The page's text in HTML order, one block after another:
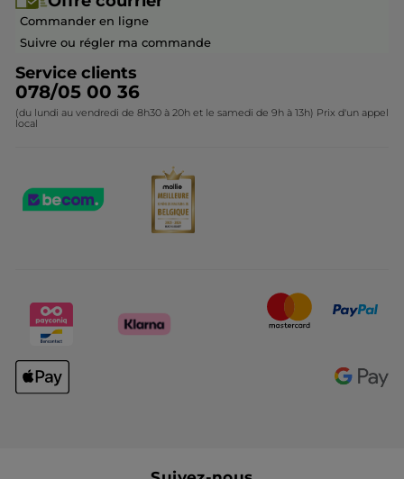
Collection de Noël
Questions & Réponses
Contactez-nous
Devenir franchisé ou gérant
Commander en ligne
Suivre ou régler ma commande
Service clients
078/05 00 36
(du lundi au vendredi de 8h30 à 20h et le samedi de 9h à 13h) Prix d'un appel
local